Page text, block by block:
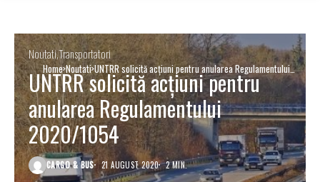
Home Noutati UNTRR solicită acțiuni pentru anularea Regulamentului
2020/1054
NoutatiTransportatori
UNTRR solicită acțiuni pentru
anularea Regulamentului
2020/1054
CARGO & BUS 21 AUGUST 2020 2 MIN.